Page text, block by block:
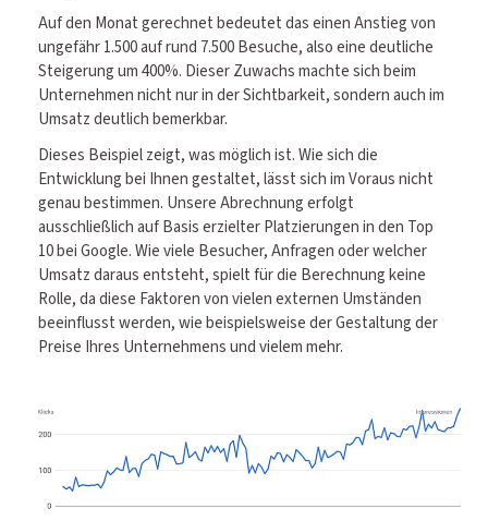
Auf den Monat gerechnet bedeutet das einen Anstieg von
ungefähr 1.500 auf rund 7.500 Besuche, also eine deutliche
Steigerung um 400%. Dieser Zuwachs machte sich beim
Unternehmen nicht nur in der Sichtbarkeit, sondern auch im
Umsatz deutlich bemerkbar.
Dieses Beispiel zeigt, was möglich ist. Wie sich die
Entwicklung bei Ihnen gestaltet, lässt sich im Voraus nicht
genau bestimmen. Unsere Abrechnung erfolgt
ausschließlich auf Basis erzielter Platzierungen in den Top
10 bei Google. Wie viele Besucher, Anfragen oder welcher
Umsatz daraus entsteht, spielt für die Berechnung keine
Rolle, da diese Faktoren von vielen externen Umständen
beeinflusst werden, wie beispielsweise der Gestaltung der
Preise Ihres Unternehmens und vielem mehr.